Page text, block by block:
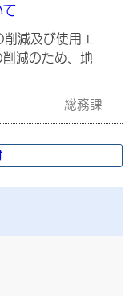
て
減及び使用エ
減のため、地
総務課